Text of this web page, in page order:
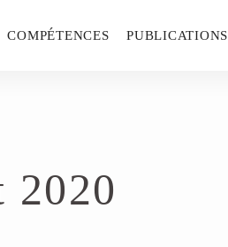
COMPÉTENCES PUBLICATIONS
2020